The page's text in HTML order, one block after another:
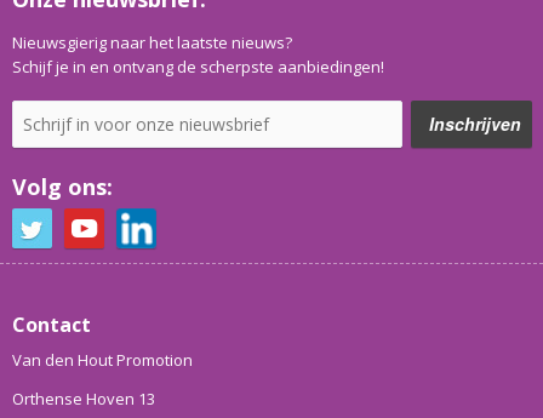
Nieuwsgierig naar het laatste nieuws?
Schijf je in en ontvang de scherpste aanbiedingen!
Volg ons:
Contact
Van den Hout Promotion
Orthense Hoven 13